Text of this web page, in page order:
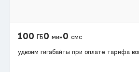
100 ГБ0 мин0 смс
удвоим гигабайты при оплате тарифа